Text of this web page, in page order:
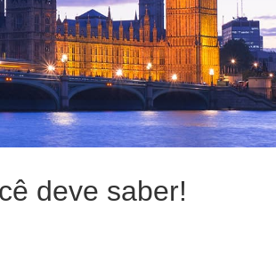
deve saber!